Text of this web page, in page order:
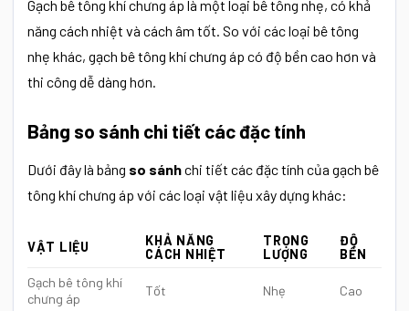
Gạch bê tông khí chưng áp là một loại bê tông nhẹ, có khả
năng cách nhiệt và cách âm tốt. So với các loại bê tông
nhẹ khác, gạch bê tông khí chưng áp có độ bền cao hơn và
thi công dễ dàng hơn.
Bảng so sánh chi tiết các đặc tính
Dưới đây là bảng so sánhchi tiết các đặc tính của gạch bê
tông khí chưng áp với các loại vật liệu xây dựng khác:
VẬT LIỆU
KHẢ NĂNG
CÁCH NHIỆT
TRỌNG
LƯỢNG
ĐỘ
BỀN
Gạch bê tông khí
chưng áp
Tốt Nhẹ Cao